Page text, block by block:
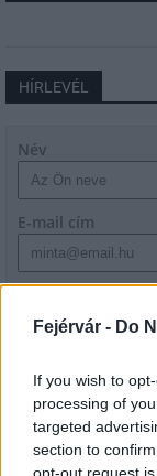
Fejérvár - Do
If you wish to
processing of
targeted
section to
opt-out request
HÍRLEVÉL
Név
E-mail cím
szabályzatot!
LEGFRISSEBB